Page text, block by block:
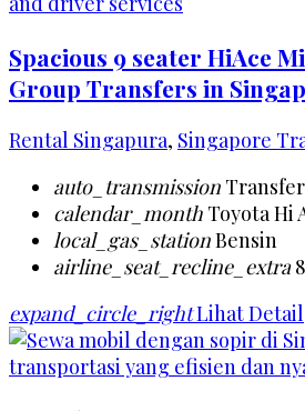
Spacious 9 seater HiAce
Group Transfers in
Rental Singapura, Singapore
auto_transmission
calendar_month Toyota Hi
local_gas_stationBensin
airline_seat_recline_extra
expand_circle_rightLihat Detail